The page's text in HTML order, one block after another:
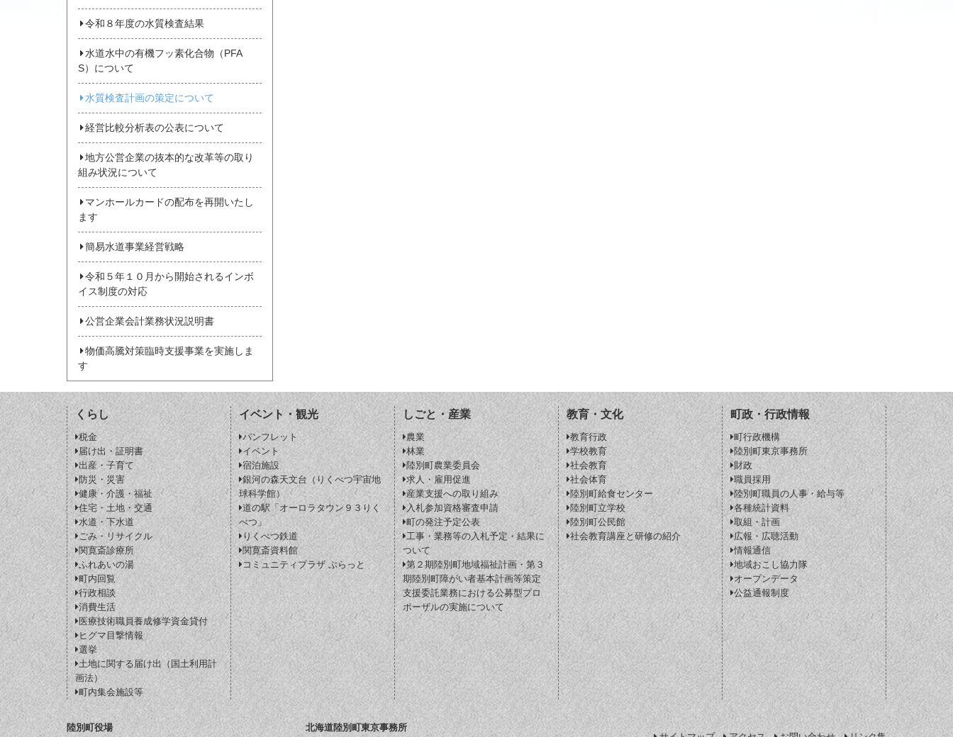
令和８年度の水質検査結果
水道水中の有機フッ素化合物（PFA
S）について
水質検査計画の策定について
経営比較分析表の公表について
地方公営企業の抜本的な改革等の取り
組み状況について
マンホールカードの配布を再開いたし
ます
簡易水道事業経営戦略
令和５年１０月から開始されるインボ
イス制度の対応
公営企業会計業務状況説明書
物価高騰対策臨時支援事業を実施しま
す
くらし
税金
届け出・証明書
出産・子育て
防災・災害
健康・介護・福祉
住宅・土地・交通
水道・下水道
ごみ・リサイクル
関寛斎診療所
ふれあいの湯
町内回覧
行政相談
消費生活
医療技術職員養成修学資金貸付
ヒグマ目撃情報
選挙
土地に関する届け出（国土利用計
画法）
町内集会施設等
イベント・観光
パンフレット
イベント
宿泊施設
銀河の森天文台（りくべつ宇宙地
球科学館）
道の駅「オーロラタウン９３りく
べつ」
りくべつ鉄道
関寛斎資料館
コミュニティプラザ ぷらっと
しごと・産業
農業
林業
陸別町農業委員会
求人・雇用促進
産業支援への取り組み
入札参加資格審査申請
町の発注予定公表
工事・業務等の入札予定・結果に
ついて
第２期陸別町地域福祉計画・第３
期陸別町障がい者基本計画等策定
支援委託業務における公募型プロ
ポーザルの実施について
教育・文化
教育行政
学校教育
社会教育
社会体育
陸別町給食センター
陸別町立学校
陸別町公民館
社会教育講座と研修の紹介
町政・行政情報
町行政機構
陸別町東京事務所
財政
職員採用
陸別町職員の人事・給与等
各種統計資料
取組・計画
広報・広聴活動
情報通信
地域おこし協力隊
オープンデータ
公益通報制度
陸別町役場
北海道陸別町東京事務所